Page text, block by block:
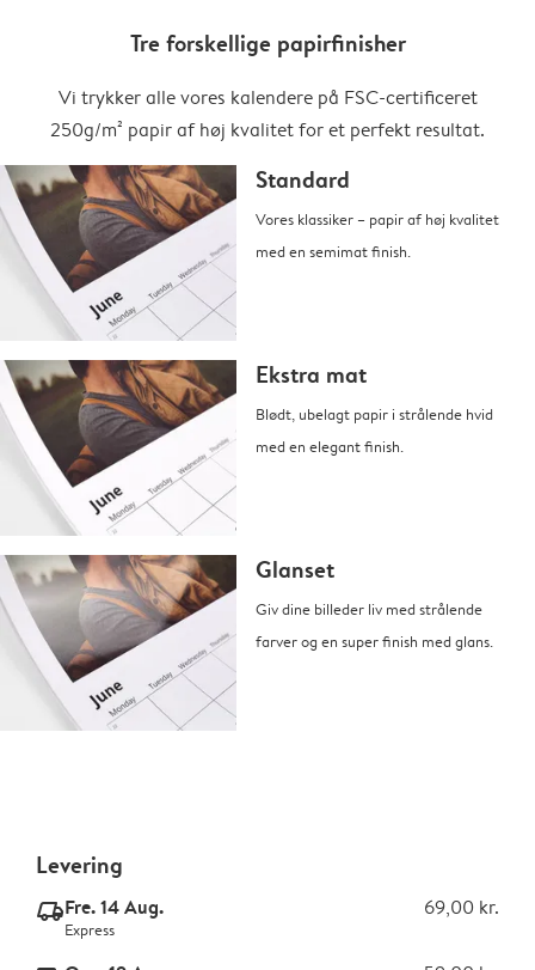
Tre forskellige papirfinisher
Vi trykker alle vores kalendere på FSC-certificeret
250g/m² papir af høj kvalitet for et perfekt resultat.
Standard
Vores klassiker – papir af høj kvalitet
med en semimat finish.
Ekstra mat
Blødt, ubelagt papir i strålende hvid
med en elegant finish.
Glanset
Giv dine billeder liv med strålende
farver og en super finish med glans.
Levering
delivery_express_v2Fre. 14 Aug. 69,00 kr.
Express